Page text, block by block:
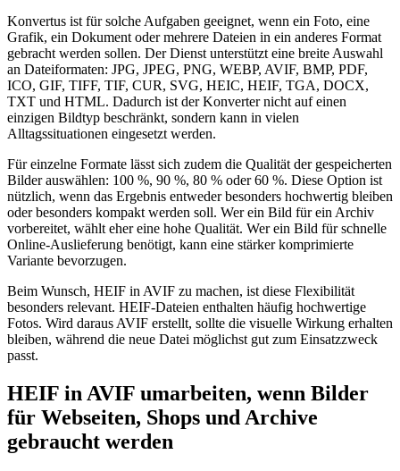
Konvertus ist für solche Aufgaben geeignet, wenn ein Foto, eine
Grafik, ein Dokument oder mehrere Dateien in ein anderes Format
gebracht werden sollen. Der Dienst unterstützt eine breite Auswahl
an Dateiformaten: JPG, JPEG, PNG, WEBP, AVIF, BMP, PDF,
ICO, GIF, TIFF, TIF, CUR, SVG, HEIC, HEIF, TGA, DOCX,
TXT und HTML. Dadurch ist der Konverter nicht auf einen
einzigen Bildtyp beschränkt, sondern kann in vielen
Alltagssituationen eingesetzt werden.
Für einzelne Formate lässt sich zudem die Qualität der gespeicherten
Bilder auswählen: 100 %, 90 %, 80 % oder 60 %. Diese Option ist
nützlich, wenn das Ergebnis entweder besonders hochwertig bleiben
oder besonders kompakt werden soll. Wer ein Bild für ein Archiv
vorbereitet, wählt eher eine hohe Qualität. Wer ein Bild für schnelle
Online-Auslieferung benötigt, kann eine stärker komprimierte
Variante bevorzugen.
Beim Wunsch, HEIF in AVIF zu machen, ist diese Flexibilität
besonders relevant. HEIF-Dateien enthalten häufig hochwertige
Fotos. Wird daraus AVIF erstellt, sollte die visuelle Wirkung erhalten
bleiben, während die neue Datei möglichst gut zum Einsatzzweck
passt.
HEIF in AVIF umarbeiten, wenn Bilder
für Webseiten, Shops und Archive
gebraucht werden